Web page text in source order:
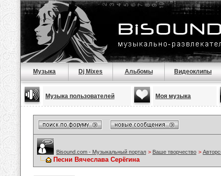
Музыка Dj Mixes Альбомы Видеоклипы
Музыка пользователей Моя музыка
Bisound.com - Музыкальный портал > Ваше творчество >
Песни Вячеслава Серёгина